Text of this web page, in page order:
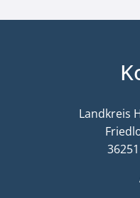
Landkreis